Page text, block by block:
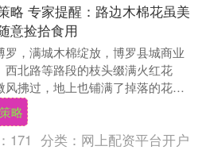
略 专家提醒：路边木棉花虽美
意捡拾食用
罗，满城木棉绽放，博罗县城商业
西北路等路段的枝头缀满火红花
风拂过，地上也铺满了掉落的花
为春日里亮眼的风景，吸引不少市
赏，也有不少....
略
171 分类： 网上配资平台开户